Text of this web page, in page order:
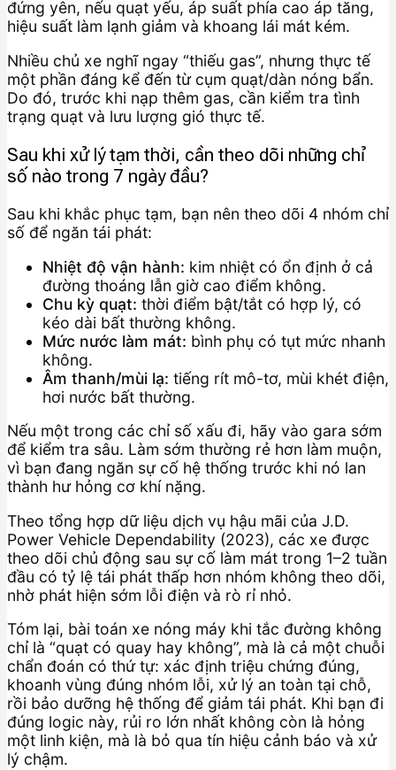
đứng yên, nếu quạt yếu, áp suất phía cao áp tăng,
hiệu suất làm lạnh giảm và khoang lái mát kém.
Nhiều chủ xe nghĩ ngay “thiếu gas”, nhưng thực tế
một phần đáng kể đến từ cụm quạt/dàn nóng bẩn.
Do đó, trước khi nạp thêm gas, cần kiểm tra tình
trạng quạt và lưu lượng gió thực tế.
Sau khi xử lý tạm thời, cần theo dõi những chỉ
số nào trong 7 ngày đầu?
Sau khi khắc phục tạm, bạn nên theo dõi 4 nhóm chỉ
số để ngăn tái phát:
Nhiệt độ vận hành: kim nhiệt có ổn định ở cả
đường thoáng lẫn giờ cao điểm không.
Chu kỳ quạt: thời điểm bật/tắt có hợp lý, có
kéo dài bất thường không.
Mức nước làm mát: bình phụ có tụt mức nhanh
không.
Âm thanh/mùi lạ: tiếng rít mô-tơ, mùi khét điện,
hơi nước bất thường.
Nếu một trong các chỉ số xấu đi, hãy vào gara sớm
để kiểm tra sâu. Làm sớm thường rẻ hơn làm muộn,
vì bạn đang ngăn sự cố hệ thống trước khi nó lan
thành hư hỏng cơ khí nặng.
Theo tổng hợp dữ liệu dịch vụ hậu mãi của J.D.
Power Vehicle Dependability (2023), các xe được
theo dõi chủ động sau sự cố làm mát trong 1–2 tuần
đầu có tỷ lệ tái phát thấp hơn nhóm không theo dõi,
nhờ phát hiện sớm lỗi điện và rò rỉ nhỏ.
Tóm lại, bài toán xe nóng máy khi tắc đường không
chỉ là “quạt có quay hay không”, mà là cả một chuỗi
chẩn đoán có thứ tự: xác định triệu chứng đúng,
khoanh vùng đúng nhóm lỗi, xử lý an toàn tại chỗ,
rồi bảo dưỡng hệ thống để giảm tái phát. Khi bạn đi
đúng logic này, rủi ro lớn nhất không còn là hỏng
một linh kiện, mà là bỏ qua tín hiệu cảnh báo và xử
lý chậm.